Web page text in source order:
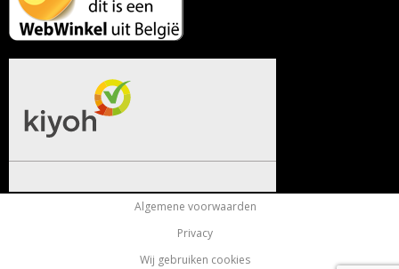
Algemene voorwaarden
Privacy
Wij gebruiken cookies